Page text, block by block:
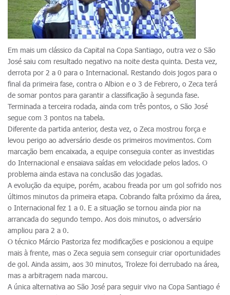
Em mais um clássico da Capital na Copa Santiago, outra vez o São
José saiu com resultado negativo na noite desta quinta. Desta vez,
derrota por 2 a 0 para o Internacional. Restando dois jogos para o
final da primeira fase, contra o Albion e o 3 de Febrero, o Zeca terá
de somar pontos para garantir a classificação à segunda fase.
Terminada a terceira rodada, ainda com três pontos, o São José
segue com 3 pontos na tabela.
Diferente da partida anterior, desta vez, o Zeca mostrou força e
levou perigo ao adversário desde os primeiros movimentos. Com
marcação bem encaixada, a equipe conseguia conter as investidas
do Internacional e ensaiava saídas em velocidade pelos lados. O
problema ainda estava na conclusão das jogadas.
A evolução da equipe, porém, acabou freada por um gol sofrido nos
últimos minutos da primeira etapa. Cobrando falta próximo da área,
o Internacional fez 1 a 0. E a situação se tornou ainda pior na
arrancada do segundo tempo. Aos dois minutos, o adversário
ampliou para 2 a 0.
O técnico Márcio Pastoriza fez modificações e posicionou a equipe
mais à frente, mas o Zeca seguia sem conseguir criar oportunidades
de gol. Ainda assim, aos 30 minutos, Troleze foi derrubado na área,
mas a arbitragem nada marcou.
A única alternativa ao São José para seguir vivo na Copa Santiago é